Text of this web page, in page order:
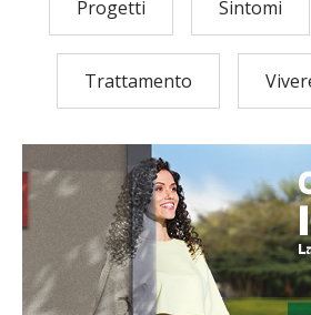
Progetti Sintomi
Trattamento